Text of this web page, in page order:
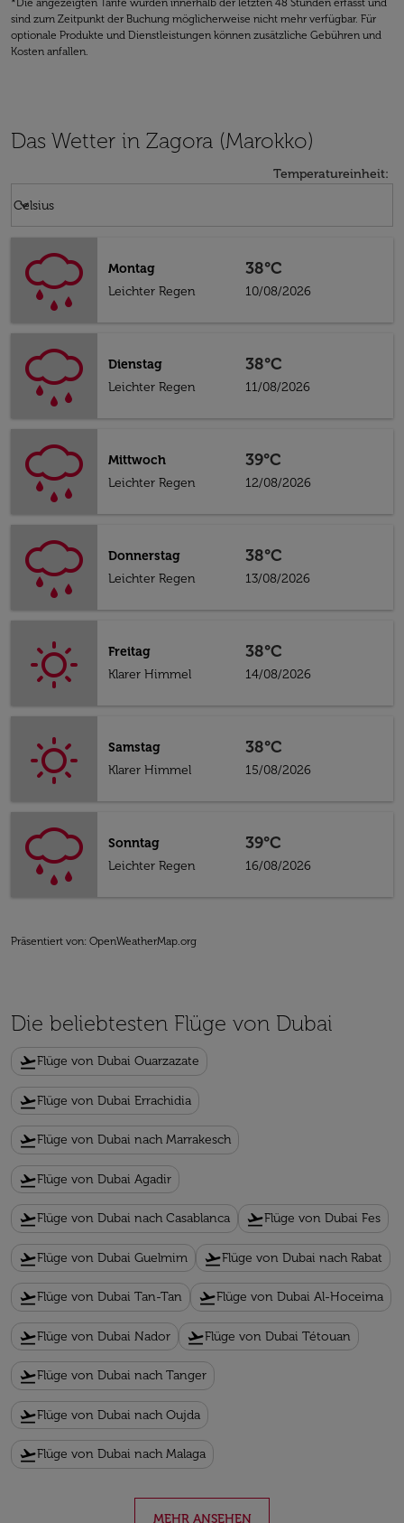
*Die angezeigten Tarife wurden innerhalb der letzten 48 Stunden erfasst und
sind zum Zeitpunkt der Buchung möglicherweise nicht mehr verfügbar. Für
optionale Produkte und Dienstleistungen können zusätzliche Gebühren und
Kosten anfallen.
Das Wetter in Zagora (Marokko)
Temperatureinheit:
Celsius
keyboard_arrow_down
Montag
Leichter Regen
38°C
10/08/2026
Dienstag
Leichter Regen
38°C
11/08/2026
Mittwoch
Leichter Regen
39°C
12/08/2026
Donnerstag
Leichter Regen
38°C
13/08/2026
Freitag
Klarer Himmel
38°C
14/08/2026
Samstag
Klarer Himmel
38°C
15/08/2026
Sonntag
Leichter Regen
39°C
16/08/2026
Präsentiert von: OpenWeatherMap.org
Die beliebtesten Flüge von Dubai
flight_takeoffFlüge von Dubai Ouarzazate
flight_takeoffFlüge von Dubai Errachidia
flight_takeoffFlüge von Dubai nach Marrakesch
flight_takeoffFlüge von Dubai Agadir
flight_takeoffFlüge von Dubai nach Casablanca flight_takeoffFlüge von Dubai Fes
flight_takeoffFlüge von Dubai Guelmim flight_takeoffFlüge von Dubai nach Rabat
flight_takeoffFlüge von Dubai Tan-Tan flight_takeoffFlüge von Dubai Al-Hoceima
flight_takeoffFlüge von Dubai Nador flight_takeoffFlüge von Dubai Tétouan
flight_takeoffFlüge von Dubai nach Tanger
flight_takeoffFlüge von Dubai nach Oujda
flight_takeoffFlüge von Dubai nach Malaga
MEHR ANSEHEN